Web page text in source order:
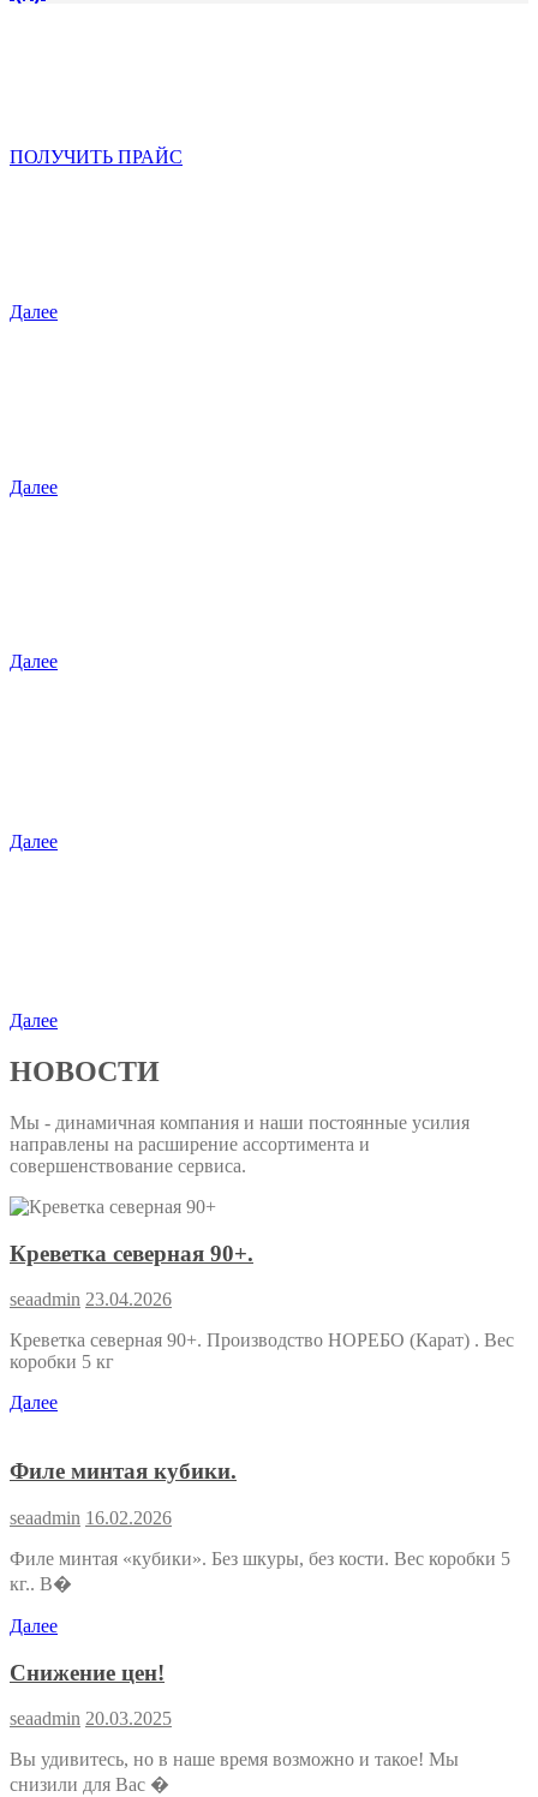
ПОЛУЧИТЬ ПРАЙС
Далее
Далее
Далее
Далее
Далее
НОВОСТИ
Мы - динамичная компания и наши постоянные усилия
направлены на расширение ассортимента и
совершенствование сервиса.
Креветка северная 90+.
seaadmin 23.04.2026
Креветка северная 90+. Производство НОРЕБО (Карат) . Вес
коробки 5 кг
Далее
Филе минтая кубики.
seaadmin 16.02.2026
Филе минтая «кубики». Без шкуры, без кости. Вес коробки 5
кг.. В�
Далее
Снижение цен!
seaadmin 20.03.2025
Вы удивитесь, но в наше время возможно и такое! Мы
снизили для Вас �